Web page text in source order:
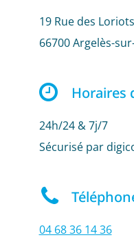
19 Rue des Loriots
66700 Argelès-
Horaires
24h/24 & 7j/7
Sécurisé par
04 68 36 14 36